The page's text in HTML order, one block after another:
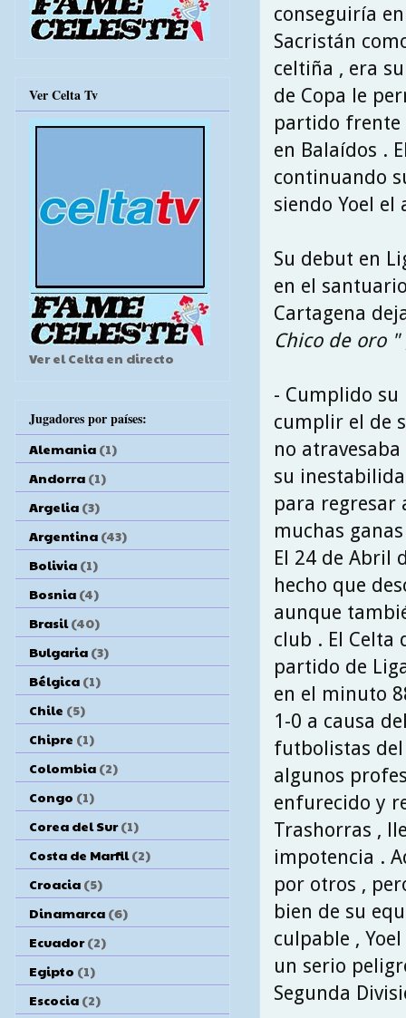
conseguiría
Sacristán
celtiña , era
de Copa le
partido frente
en Balaídos .
continuando
siendo Yoel
Su debut en
en el
Cartagena
Chico de oro "
- Cumplido
cumplir el de
no
su
para regresar
muchas
El 24 de Abril
hecho que
aunque
club . El Celta
partido de
en el minuto
1-0 a causa
futbolistas del
algunos
enfurecido y
Trashorras ,
impotencia .
por otros ,
bien de su
culpable ,
un serio
Segunda
Ver Celta Tv
Ver el Celta en directo
Jugadores por países:
Alemania (1)
Andorra (1)
Argelia (3)
Argentina (43)
Bolivia (1)
Bosnia (4)
Brasil (40)
Bulgaria (3)
Bélgica (1)
Chile (5)
Chipre (1)
Colombia (2)
Congo (1)
Corea del Sur (1)
Costa de Marfil (2)
Croacia (5)
Dinamarca (6)
Ecuador (2)
Egipto (1)
Escocia (2)